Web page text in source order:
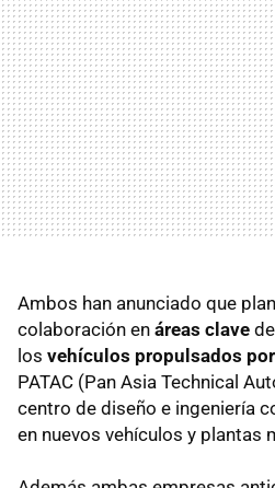
Ambos han anunciado que
colaboración en áreas clave
los vehículos propulsados
PATAC (Pan Asia Technical
centro de diseño e ingeniería
en nuevos vehículos y plantas